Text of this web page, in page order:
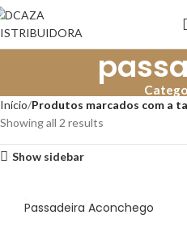
Início Produtos marcados com a
Showing all 2 results
Show sidebar
Passadeira Aconchego